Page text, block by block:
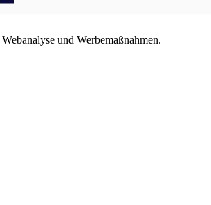
und Werbemaßnahmen.